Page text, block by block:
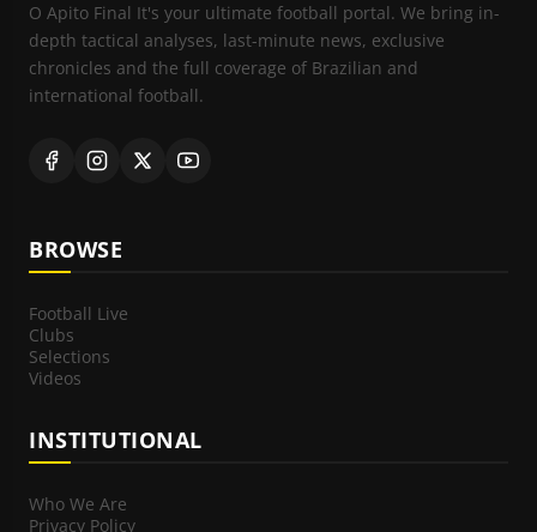
O Apito Final It's your ultimate football portal. We bring in-
depth tactical analyses, last-minute news, exclusive
chronicles and the full coverage of Brazilian and
international football.
BROWSE
Football Live
Clubs
Selections
Videos
INSTITUTIONAL
Who We Are
Privacy Policy